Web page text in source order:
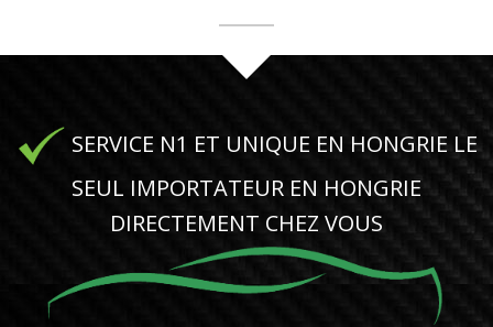
SERVICE N1 ET UNIQUE EN HONGRIE LE
SEUL IMPORTATEUR EN HONGRIE
DIRECTEMENT CHEZ VOUS